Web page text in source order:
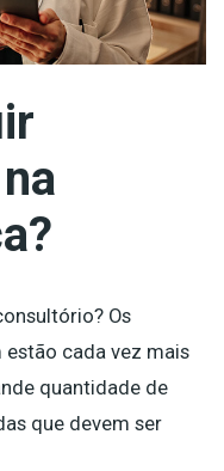
Os
cada vez mais
quantidade de
que devem ser